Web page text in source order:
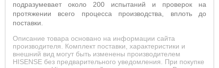
подразумевает около 200 испытаний и проверок на
протяжении всего процесса производства, вплоть до
поставки.
Описание товара основано на информации сайта
производителя. Комплект поставки, характеристики и
внешний вид могут быть изменены производителем
HISENSE без предварительного уведомления. При покупке